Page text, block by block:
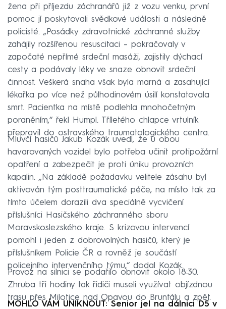
žena při příjezdu záchranářů již z vozu venku, první
pomoc jí poskytovali svědkové události a následně
policisté. „Posádky zdravotnické záchranné služby
zahájily rozšířenou resuscitaci – pokračovaly v
započaté nepřímé srdeční masáži, zajistily dýchací
cesty a podávaly léky ve snaze obnovit srdeční
činnost. Veškerá snaha však byla marná a zasahující
lékařka po více než půlhodinovém úsilí konstatovala
smrt. Pacientka na místě podlehla mnohočetným
poraněním,“ řekl Humpl. Tříletého chlapce vrtulník
přepravil do ostravského traumatologického centra.
Mluvčí hasičů Jakub Kozák uvedl, že u obou
havarovaných vozidel bylo potřeba učinit protipožární
opatření a zabezpečit je proti úniku provozních
kapalin. „Na základě požadavku velitele zásahu byl
aktivován tým posttraumatické péče, na místo tak za
tímto účelem dorazili dva speciálně vycvičení
příslušníci Hasičského záchranného sboru
Moravskoslezského kraje. S krizovou intervencí
pomohl i jeden z dobrovolných hasičů, který je
příslušníkem Policie ČR a rovněž je součástí
policejního intervenčního týmu,“ dodal Kozák.
Provoz na silnici se podařilo obnovit okolo 18:30.
Zhruba tři hodiny tak řidiči museli využívat objízdnou
trasu přes Milotice nad Opavou do Bruntálu a zpět.
MOHLO VÁM UNIKNOUT: Senior jel na dálnici D5 v